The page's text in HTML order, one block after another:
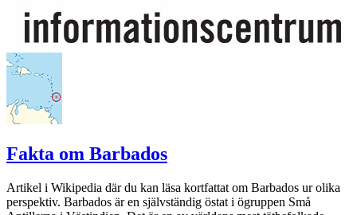
Fakta om Barbados
Artikel i Wikipedia där du kan läsa kortfattat om Barbados ur olika
perspektiv. Barbados är en självständig östat i ögruppen Små